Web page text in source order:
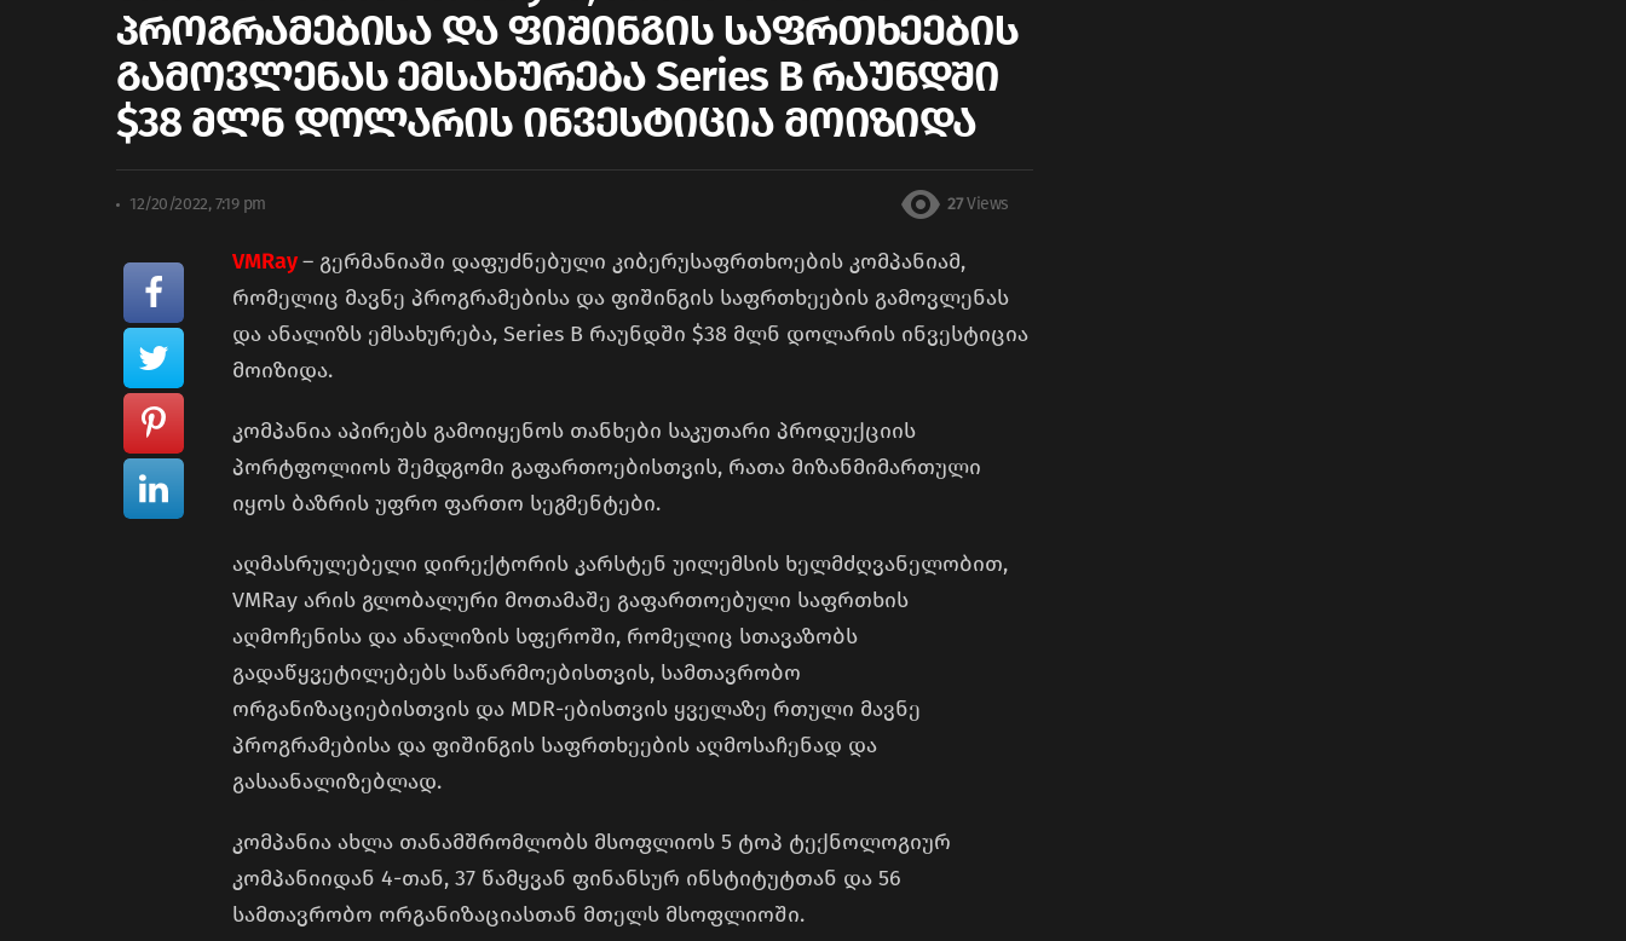
პროგრამებისა და ფიშინგის საფრთხეების
გამოვლენას ემსახურება Series B რაუნდში
$38 მლნ დოლარის ინვესტიცია მოიზიდა
12/20/2022, 7:19 pm 27 Views
VMRay– გერმანიაში დაფუძნებული კიბერუსაფრთხოების კომპანიამ,
რომელიც მავნე პროგრამებისა და ფიშინგის საფრთხეების გამოვლენას
და ანალიზს ემსახურება, Series B რაუნდში $38 მლნ დოლარის ინვესტიცია
მოიზიდა.
კომპანია აპირებს გამოიყენოს თანხები საკუთარი პროდუქციის
პორტფოლიოს შემდგომი გაფართოებისთვის, რათა მიზანმიმართული
იყოს ბაზრის უფრო ფართო სეგმენტები.
აღმასრულებელი დირექტორის კარსტენ უილემსის ხელმძღვანელობით,
VMRay არის გლობალური მოთამაშე გაფართოებული საფრთხის
აღმოჩენისა და ანალიზის სფეროში, რომელიც სთავაზობს
გადაწყვეტილებებს საწარმოებისთვის, სამთავრობო
ორგანიზაციებისთვის და MDR-ებისთვის ყველაზე რთული მავნე
პროგრამებისა და ფიშინგის საფრთხეების აღმოსაჩენად და
გასაანალიზებლად.
კომპანია ახლა თანამშრომლობს მსოფლიოს 5 ტოპ ტექნოლოგიურ
კომპანიიდან 4-თან, 37 წამყვან ფინანსურ ინსტიტუტთან და 56
სამთავრობო ორგანიზაციასთან მთელს მსოფლიოში.